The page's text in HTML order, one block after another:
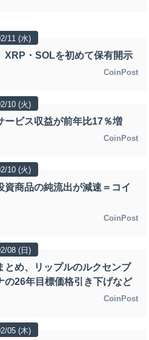
11 (水)
XRP・SOLを初めて保有開示
CoinPost
10 (火)
ービス収益が前年比17％増
CoinPost
10 (火)
資商品の純流出が減速＝コイ
CoinPost
08 (日)
とめ、リップルのルクセンブ
の26年目標価格引き下げなど
CoinPost
05 (木)